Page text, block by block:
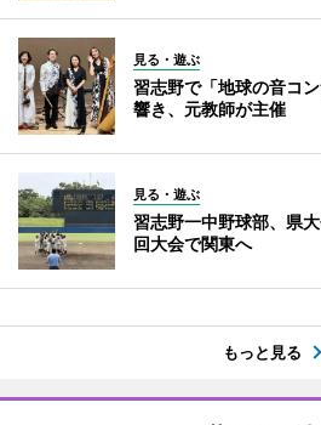
見る・遊ぶ
習志野で「地球の音コ
響き、元教師が主催
見る・遊ぶ
習志野一中野球部、県
回大会で関東へ
もっと見る